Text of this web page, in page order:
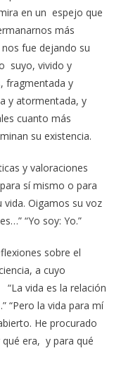
en un espejo que
más
fue dejando su
suyo, vivido y
fragmentada y
y atormentada, y
cuanto más
su existencia.
y valoraciones
sí mismo o para
Oigamos su voz
“Yo soy: Yo.”
sobre el
a cuyo
vida es la relación
“Pero la vida para mí
He procurado
era, y para qué